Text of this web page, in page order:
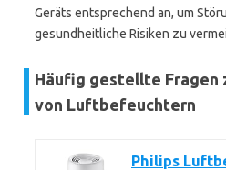
Geräts entsprechend an, um
gesundheitliche Risiken zu
Häufig gestellte Fragen
von Luftbefeuchtern
Philips